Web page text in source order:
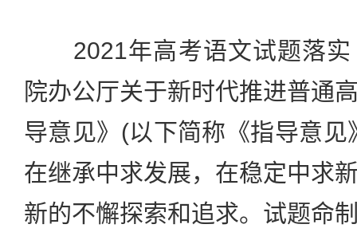
2021年高考语文试题落实
院办公厅关于新时代推进普通
导意见》(以下简称《指导意
在继承中求发展，在稳定中求
新的不懈探索和追求。试题命